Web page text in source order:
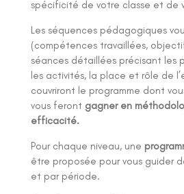
spécificité de votre classe et de
Les séquences pédagogiques
(compétences travaillées,
séances détaillées précisant les
les activités, la place et rôle de
couvriront le programme dont
vous feront gagner en
efficacité.
Pour chaque niveau, une
être proposée pour vous guider
et par période.